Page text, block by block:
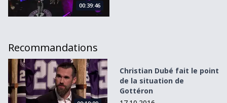
00:39:46
Recommandations
Christian Dubé fait le point de la situation de Gottéron
Christian Dubé fait le point
de la situation de
Gottéron